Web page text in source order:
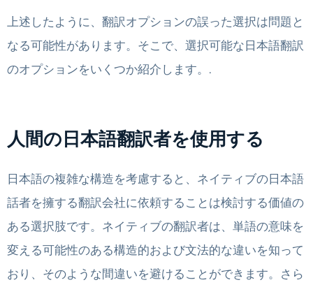
上述したように、翻訳オプションの誤った選択は問題と
なる可能性があります。そこで、選択可能な日本語翻訳
のオプションをいくつか紹介します。.
人間の日本語翻訳者を使用する
日本語の複雑な構造を考慮すると、ネイティブの日本語
話者を擁する翻訳会社に依頼することは検討する価値の
ある選択肢です。ネイティブの翻訳者は、単語の意味を
変える可能性のある構造的および文法的な違いを知って
おり、そのような間違いを避けることができます。さら